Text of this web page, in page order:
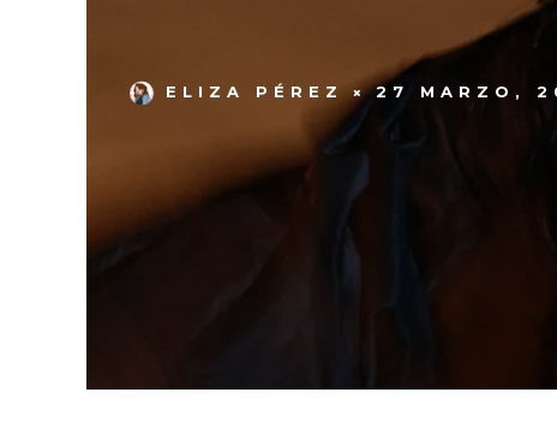
ELIZA PÉREZ 27 MARZO,